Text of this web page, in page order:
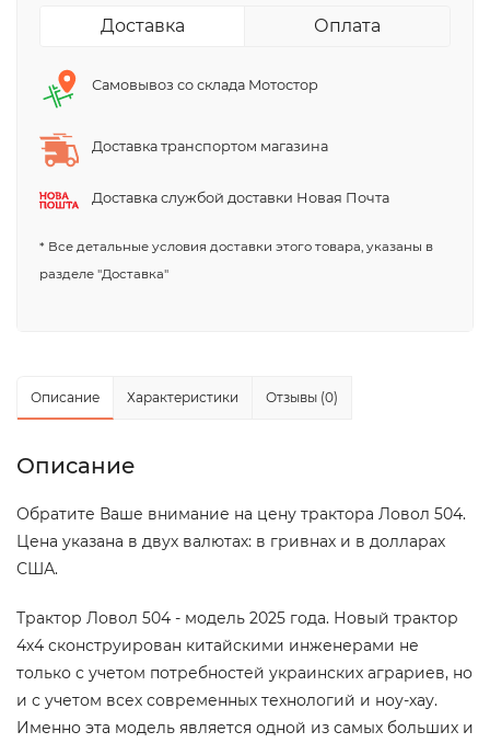
Доставка Оплата
Самовывоз со склада Мотостор
Доставка транспортом магазина
Доставка службой доставки Новая Почта
* Все детальные условия доставки этого товара, указаны в
разделе "Доставка"
Описание Характеристики Отзывы (0)
Описание
Обратите Ваше внимание на цену трактора Ловол 504.
Цена указана в двух валютах: в гривнах и в долларах
США.
Трактор Ловол 504 - модель 2025 года. Новый трактор
4х4 сконструирован китайскими инженерами не
только с учетом потребностей украинских аграриев, но
и с учетом всех современных технологий и ноу-хау.
Именно эта модель является одной из самых больших и